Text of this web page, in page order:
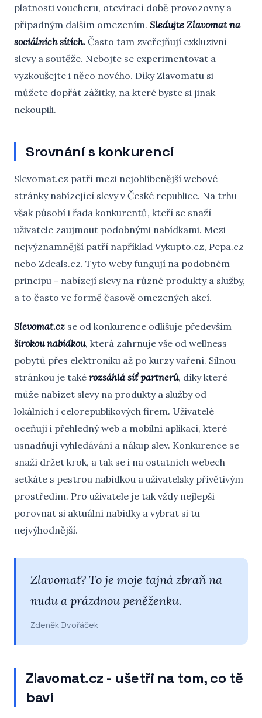
platnosti voucheru, otevírací době provozovny a
případným dalším omezením. Sledujte Zlavomat na
sociálních sítích. Často tam zveřejňují exkluzivní
slevy a soutěže. Nebojte se experimentovat a
vyzkoušejte i něco nového. Díky Zlavomatu si
můžete dopřát zážitky, na které byste si jinak
nekoupili.
Srovnání s konkurencí
Slevomat.cz patří mezi nejoblíbenější webové
stránky nabízející slevy v České republice. Na trhu
však působí i řada konkurentů, kteří se snaží
uživatele zaujmout podobnými nabídkami. Mezi
nejvýznamnější patří například Vykupto.cz, Pepa.cz
nebo Zdeals.cz. Tyto weby fungují na podobném
principu - nabízejí slevy na různé produkty a služby,
a to často ve formě časově omezených akcí.
Slevomat.cz se od konkurence odlišuje především
širokou nabídkou, která zahrnuje vše od wellness
pobytů přes elektroniku až po kurzy vaření. Silnou
stránkou je také rozsáhlá síť partnerů, díky které
může nabízet slevy na produkty a služby od
lokálních i celorepublikových firem. Uživatelé
oceňují i přehledný web a mobilní aplikaci, které
usnadňují vyhledávání a nákup slev. Konkurence se
snaží držet krok, a tak se i na ostatních webech
setkáte s pestrou nabídkou a uživatelsky přívětivým
prostředím. Pro uživatele je tak vždy nejlepší
porovnat si aktuální nabídky a vybrat si tu
nejvýhodnější.
Zlavomat? To je moje tajná zbraň na
nudu a prázdnou peněženku.
Zdeněk Dvořáček
Zlavomat.cz - ušetři na tom, co tě
baví